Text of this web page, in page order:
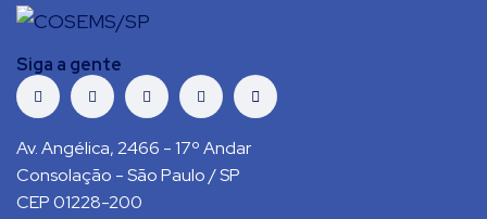
Siga a gente
Av. Angélica, 2466 - 17º Andar
Consolação - São Paulo / SP
CEP 01228-200